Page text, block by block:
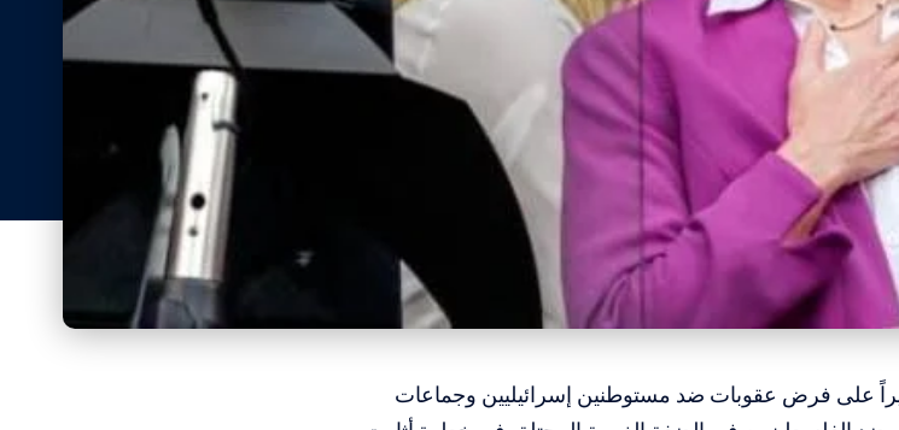
على فرض عقوبات ضد مستوطنين إسرائيليين وجماعات